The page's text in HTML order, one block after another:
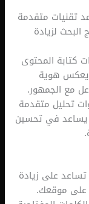
متقدمة
تحسين
زيادة